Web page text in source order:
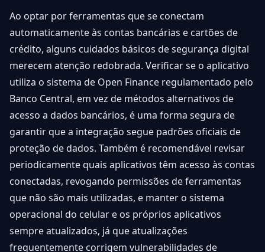
Ao optar por ferramentas que se conectam
automaticamente às contas bancárias e cartões de
crédito, alguns cuidados básicos de segurança digital
merecem atenção redobrada. Verificar se o aplicativo
utiliza o sistema de Open Finance regulamentado pelo
Banco Central, em vez de métodos alternativos de
acesso a dados bancários, é uma forma segura de
garantir que a integração segue padrões oficiais de
proteção de dados. Também é recomendável revisar
periodicamente quais aplicativos têm acesso às contas
conectadas, revogando permissões de ferramentas
que não são mais utilizadas, e manter o sistema
operacional do celular e os próprios aplicativos
sempre atualizados, já que atualizações
frequentemente corrigem vulnerabilidades de